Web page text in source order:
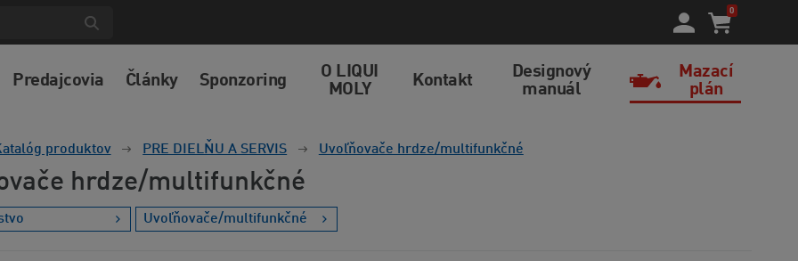
0
Predajcovia Články Sponzoring
O LIQUI
MOLY
Kontakt
Designový
manuál
Mazací
plán
produktov PRE DIELŇU A SERVIS Uvoľňovače hrdze/multifunkčné
hrdze/multifunkčné
Uvoľňovače/multifunkčné